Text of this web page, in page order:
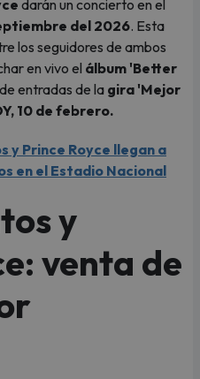
darán un concierto en el
del 2026. Esta
los seguidores de ambos
en vivo el álbum 'Better
entradas de lagira 'Mejor
10 de febrero.
y Prince Royce llegan a
en el Estadio Nacional
y
venta de